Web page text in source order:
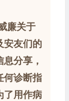
廉关于
安友们的
分享，
何诊断指
了用作病